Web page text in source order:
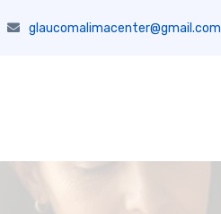
glaucomalimacenter@gmail.com